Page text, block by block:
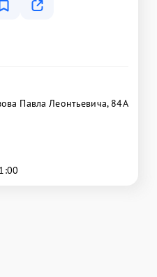
Павла Леонтьевича, 84А